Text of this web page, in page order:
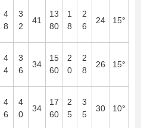
4
8
3
2
41
13
80
1
8
2
6
24 15°
4
4
3
6
34
15
60
2
0
2
8
26 15°
4
6
4
0
34
17
60
2
5
3
5
30 10°